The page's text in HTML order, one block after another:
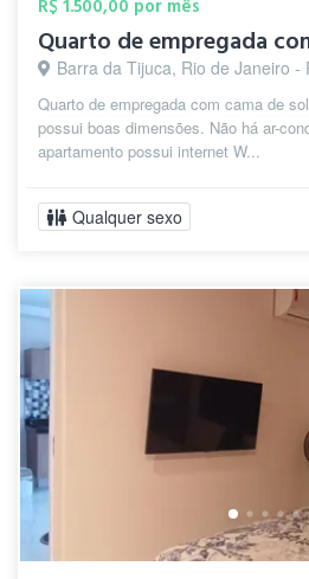
R$ 1.500,00 por mês
Barra da Tijuca, Rio de Janeiro -
Quarto de empregada com cama de
possui boas dimensões. Não há ar-
apartamento possui internet W...
Qualquer sexo